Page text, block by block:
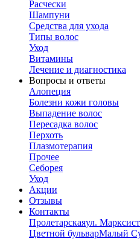
Расчески
Шампуни
Средства для ухода
Типы волос
Уход
Витамины
Лечение и диагностика
Вопросы и ответы
Алопеция
Болезни кожи головы
Выпадение волос
Пересадка волос
Перхоть
Плазмотерапия
Прочее
Себорея
Уход
Акции
Отзывы
Контакты
Пролетарскаяул.
Цветной бульварМалый